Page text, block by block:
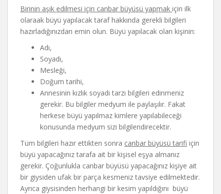
Birinin aşık edilmesi için canbar büyüsü yapmak için ilk
olaraak büyü yapılacak taraf hakkında gerekli bilgileri
hazırladığınızdan emin olun. Büyü yapılacak olan kişinin:
Adı,
Soyadı,
Mesleği,
Doğum tarihi,
Annesinin kızlık soyadı tarzı bilgileri edinmeniz
gerekir. Bu bilgiler medyum ile paylaşılır. Fakat
herkese büyü yapılmaz kimlere yapılabileceği
konusunda medyum sizi bilgilendirecektir.
Tüm bilgileri hazır ettikten sonra canbar büyüsü tarifi için
büyü yapacağınız tarafa ait bir kişisel eşya almanız
gerekir. Çoğunlukla canbar büyüsü yapacağınız kişiye ait
bir giysiden ufak bir parça kesmeniz tavsiye edilmektedir.
Ayrıca giysisinden herhangi bir kesim yapıldığını büyü